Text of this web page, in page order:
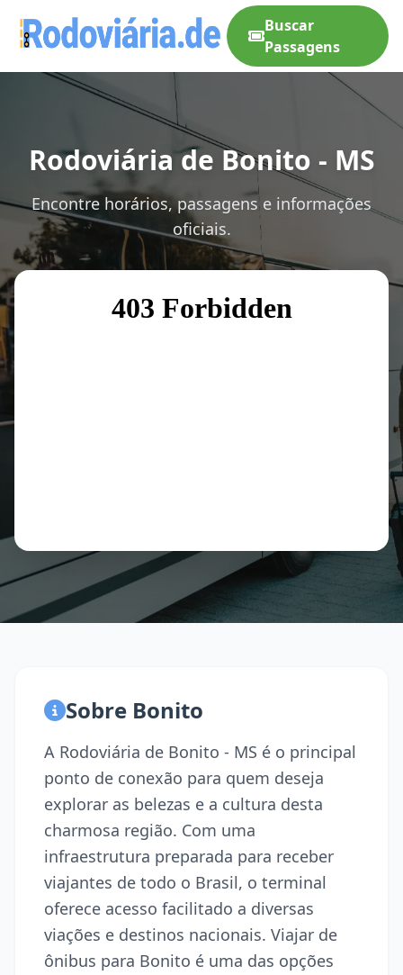
Buscar
Passagens
Rodoviária de Bonito - MS
Encontre horários, passagens e informações
oficiais.
Sobre Bonito
A Rodoviária de Bonito - MS é o principal
ponto de conexão para quem deseja
explorar as belezas e a cultura desta
charmosa região. Com uma
infraestrutura preparada para receber
viajantes de todo o Brasil, o terminal
oferece acesso facilitado a diversas
viações e destinos nacionais. Viajar de
ônibus para Bonito é uma das opções